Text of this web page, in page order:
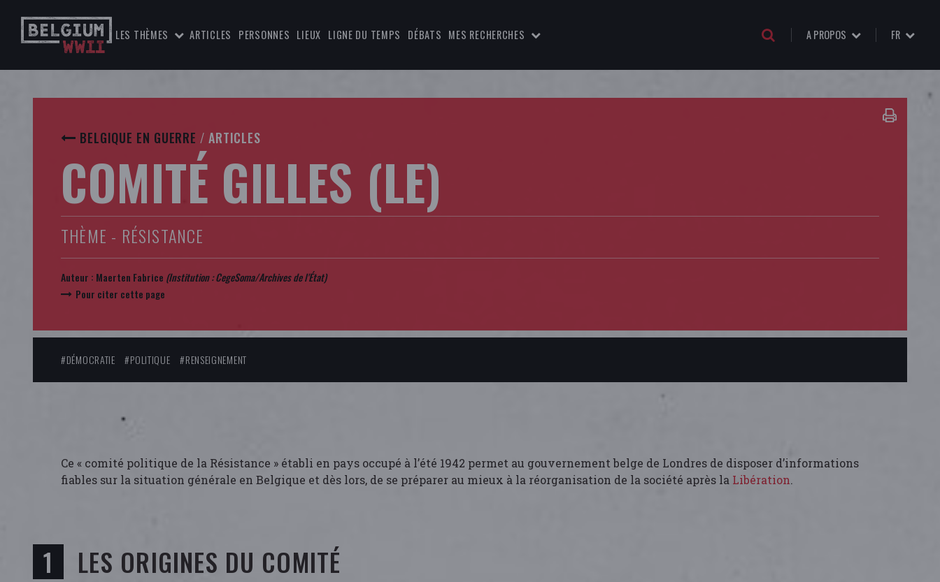
LES THÈMES ARTICLES PERSONNES LIEUX LIGNE DU TEMPS DÉBATS MES RECHERCHES A PROPOS FR
BELGIQUE EN GUERRE / ARTICLES
COMITÉ GILLES (LE)
THÈME - RÉSISTANCE
Auteur : Maerten Fabrice (Institution :CegeSoma/Archives de l'État)
Pour citer cette page
#DÉMOCRATIE #POLITIQUE #RENSEIGNEMENT
Ce « comité politique de la Résistance » établi en pays occupé à l’été 1942 permet au gouvernement belge de Londres de disposer d’informations
fiables sur la situation générale en Belgique et dès lors, de se préparer au mieux à la réorganisation de la société après la Libération.
LES ORIGINES DU COMITÉ